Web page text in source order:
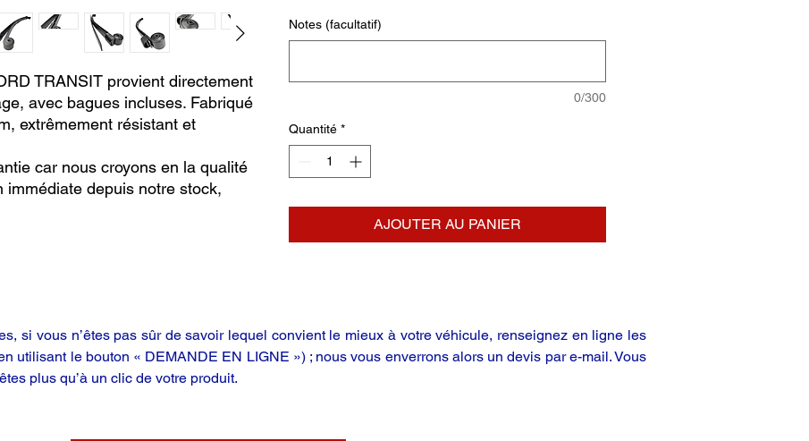
TRANSIT provient directement
avec bagues incluses. Fabriqué
extrêmement résistant et
car nous croyons en la qualité
immédiate depuis notre stock,
Notes (facultatif)
0/300
Quantité *
AJOUTER AU PANIER
si vous n’êtes pas sûr de savoir lequel convient le mieux à votre véhicule, renseignez en ligne les
utilisant le bouton « DEMANDE EN LIGNE ») ; nous vous enverrons alors un devis par e-mail. Vous
plus qu’à un clic de votre produit.